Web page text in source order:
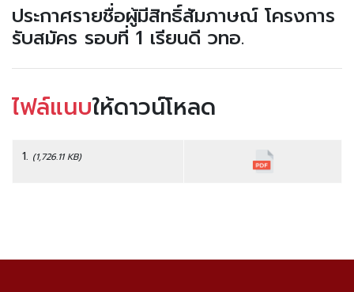
ประกาศรายชื่อผู้มีสิทธิ์สัมภาษณ์ โครงการ
รับสมัคร รอบที่ 1 เรียนดี วทอ.
ไฟล์แนบให้ดาวน์โหลด
1. (1,726.11 KB)